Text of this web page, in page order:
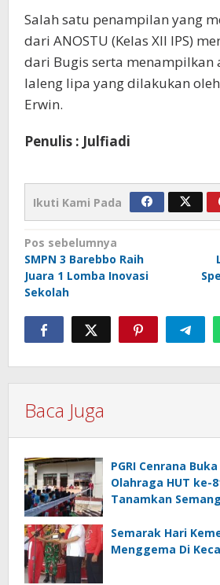
Salah satu penampilan yang
dari ANOSTU (Kelas XII IPS)
dari Bugis serta menampilkan
laleng lipa yang dilakukan
Erwin.
Penulis : Julfiadi
Ikuti Kami Pada
Navigasi
pos
Pos sebelumnya
SMPN 3 Barebbo Raih
Juara 1 Lomba Inovasi
Sekolah
Baca Juga
PGRI Cenrana
Olahraga HUT ke-
Tanamkan
Semarak Hari
Menggema Di